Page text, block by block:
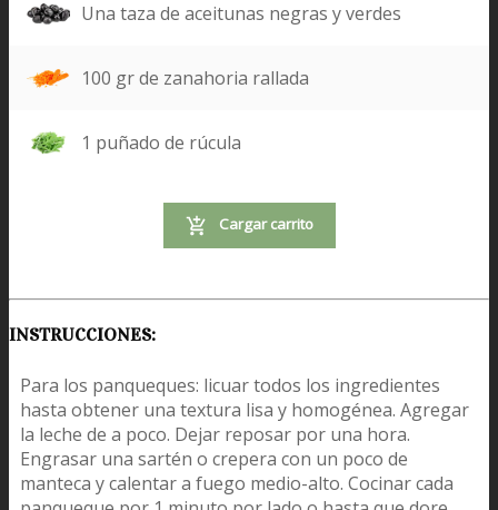
Una taza de aceitunas negras y verdes
100 gr de zanahoria rallada
1 puñado de rúcula
Cargar carrito
INSTRUCCIONES:
Para los panqueques: licuar todos los ingredientes
hasta obtener una textura lisa y homogénea. Agregar
la leche de a poco. Dejar reposar por una hora.
Engrasar una sartén o crepera con un poco de
manteca y calentar a fuego medio-alto. Cocinar cada